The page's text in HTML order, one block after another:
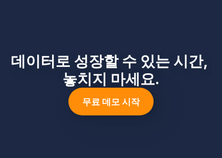
데이터로 성장할 수 있는 시간,
놓치지 마세요.
무료 데모 시작